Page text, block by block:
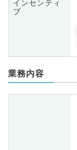
インセンティ
ブ
業務内容